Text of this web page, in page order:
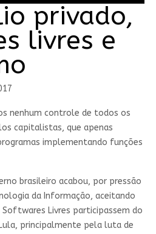
privado,
livres e
nenhum controle de todos os
capitalistas, que apenas
implementando funções
brasileiro acabou, por pressão
da Informação, aceitando
Livres participassem do
principalmente pela luta de